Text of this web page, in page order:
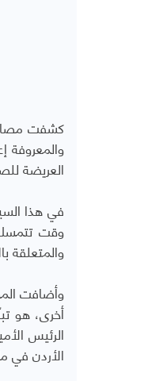
كشفت
والمعروفة
العريضة
في هذا
وقت تتمسك
والمتعلقة
وأضافت
أخرى، هو
الرئيس
الأردن في